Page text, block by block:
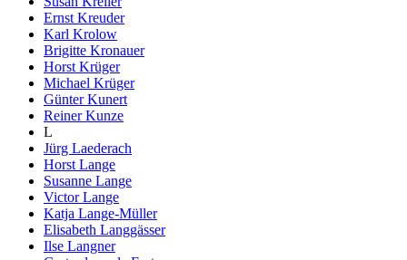
Ernst Kreuder
Karl Krolow
Brigitte Kronauer
Horst Krüger
Michael Krüger
Günter Kunert
Reiner Kunze
L
Jürg Laederach
Horst Lange
Susanne Lange
Victor Lange
Katja Lange-Müller
Elisabeth Langgässer
Ilse Langner